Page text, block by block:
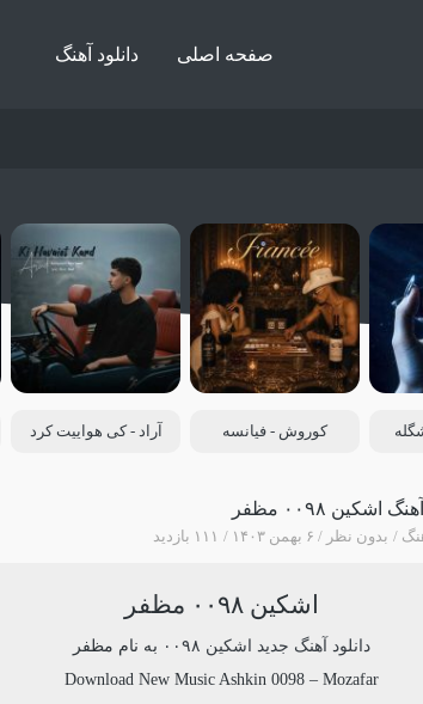
صفحه اصلی دانلود آهنگ
کوروش - فیانسه آراد - کی هواییت کرد
اشکین ۰۰۹۸ مظفر
بدون نظر ۶ بهمن ۱۴۰۳ ۱۱۱ بازدید
اشکین ۰۰۹۸ مظفر
دانلود آهنگ جدید اشکین ۰۰۹۸ به نام مظفر
Download New Music Ashkin 0098– Mozafar